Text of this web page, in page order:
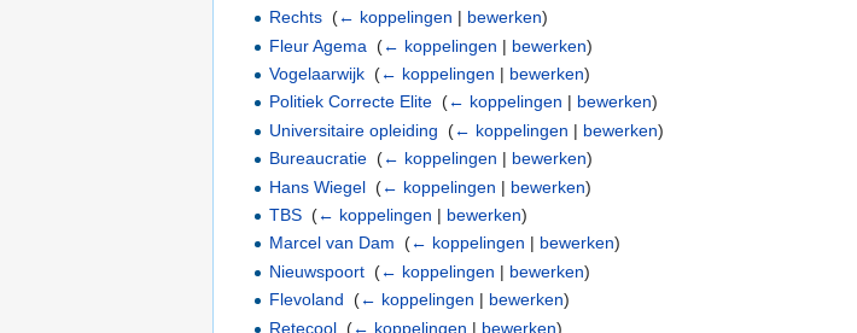
Rechts (← koppelingen | bewerken)
Fleur Agema
(← koppelingen | bewerken)
Vogelaarwijk (← koppelingen | bewerken)
Politiek Correcte Elite (← koppelingen | bewerken)
Universitaire opleiding
(← koppelingen | bewerken)
Bureaucratie (← koppelingen | bewerken)
Hans Wiegel (← koppelingen | bewerken)
TBS (← koppelingen | bewerken)
Marcel van Dam
(← koppelingen | bewerken)
Nieuwspoort (← koppelingen | bewerken)
Flevoland
(← koppelingen | bewerken)
Retecool (← koppelingen | bewerken)